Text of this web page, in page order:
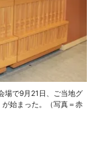
場で9月21日、ご当地グ
始まった。（写真＝赤